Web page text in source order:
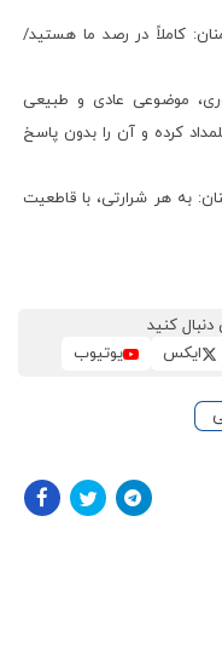
کاملاً در رصد ما هستید/
موضوعی عادی و طبیعی
کرده و آن را بدون پاسخ
به هر شرارتی، با قاطعیت
کنید
ایکس یوتیوب